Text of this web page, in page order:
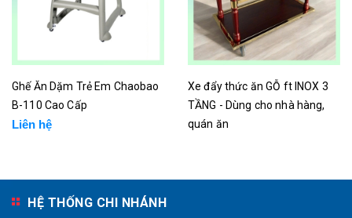
Ghế Ăn Dặm Trẻ Em Chaobao
B-110 Cao Cấp
Liên hệ
Xe đẩy thức ăn GỖ ft INOX 3
TẦNG - Dùng cho nhà hàng,
quán ăn
HỆ THỐNG CHI NHÁNH